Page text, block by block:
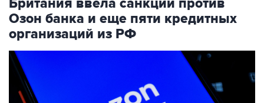
Британия ввела санкции против
Озон банка и еще пяти кредитных
организаций из РФ